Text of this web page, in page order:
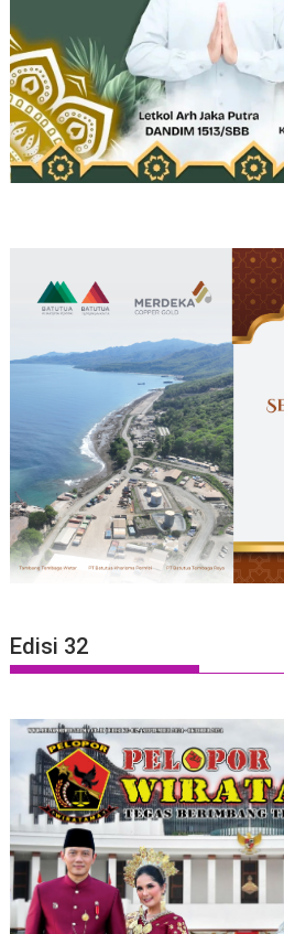
Edisi 32